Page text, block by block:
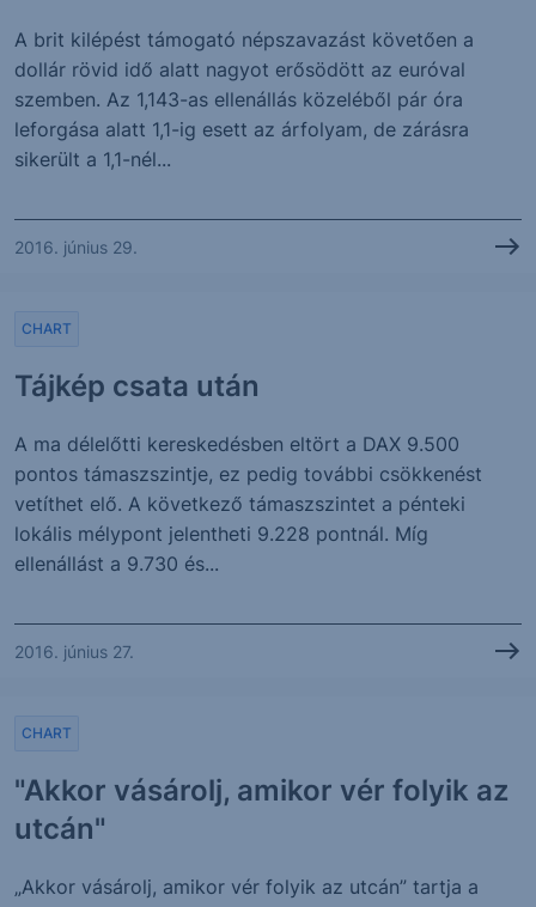
A brit kilépést támogató népszavazást követően a
dollár rövid idő alatt nagyot erősödött az euróval
szemben. Az 1,143-as ellenállás közeléből pár óra
leforgása alatt 1,1-ig esett az árfolyam, de zárásra
sikerült a 1,1-nél...
2016. június 29.
Tájkép csata után
CHART
A ma délelőtti kereskedésben eltört a DAX 9.500
pontos támaszszintje, ez pedig további csökkenést
vetíthet elő. A következő támaszszintet a pénteki
lokális mélypont jelentheti 9.228 pontnál. Míg
ellenállást a 9.730 és...
2016. június 27.
"Akkor vásárolj, amikor vér folyik az
utcán"
CHART
„Akkor vásárolj, amikor vér folyik az utcán” tartja a